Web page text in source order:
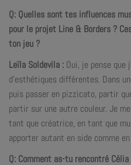
Q: Quelles sont tes influences
pour le projet Line & Borders ?
ton jeu ?
Leïla Soldevila : Oui, je pense que
d’esthétiques différentes. Dans
puis passer en pizzicato, partir
partir sur une autre couleur. Je
tant que créatrice, en tant que
apporter autant en side comme
Q: Comment as-tu rencontré